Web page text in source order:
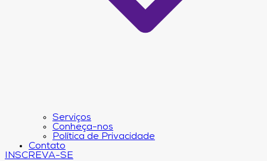
Serviços
Conheça-nos
Política de Privacidade
Contato
INSCREVA-SE